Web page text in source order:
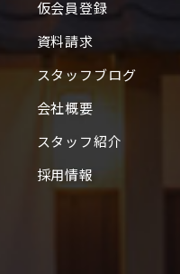
仮会員登録
資料請求
スタッフブログ
会社概要
スタッフ紹介
採用情報